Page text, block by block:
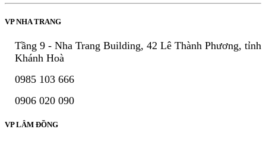
VP NHA TRANG
Tầng 9 - Nha Trang Building, 42 Lê Thành Phương, tỉnh
Khánh Hoà
0985 103 666
0906 020 090
VP LÂM ĐỒNG